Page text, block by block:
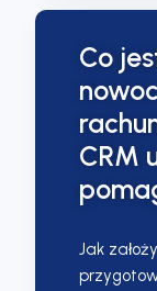
Co
CRM
Jak